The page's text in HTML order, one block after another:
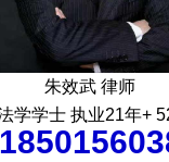
朱效武 律师
学学士 执业21年+